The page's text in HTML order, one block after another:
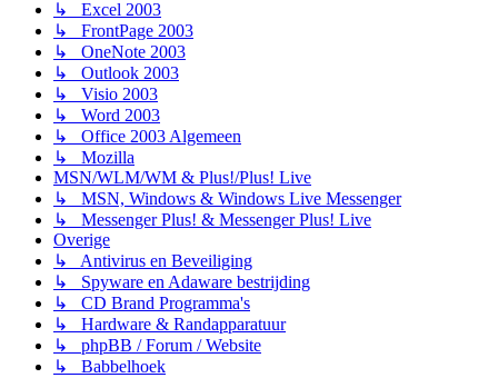
↳ Excel 2003
↳ FrontPage 2003
↳ OneNote 2003
↳ Outlook 2003
↳ Visio 2003
↳ Word 2003
↳ Office 2003 Algemeen
↳ Mozilla
MSN/WLM/WM & Plus!/Plus! Live
↳ MSN, Windows & Windows Live Messenger
↳ Messenger Plus! & Messenger Plus! Live
Overige
↳ Antivirus en Beveiliging
↳ Spyware en Adaware bestrijding
↳ CD Brand Programma's
↳ Hardware & Randapparatuur
↳ phpBB / Forum / Website
↳ Babbelhoek